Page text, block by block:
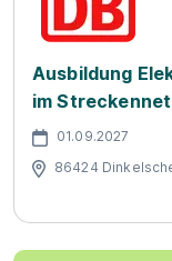
Ausbildung
im
01.09.2027
86424